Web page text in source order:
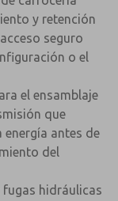
y retención
seguro
o el
el ensamblaje
que
energía antes de
del
fugas hidráulicas